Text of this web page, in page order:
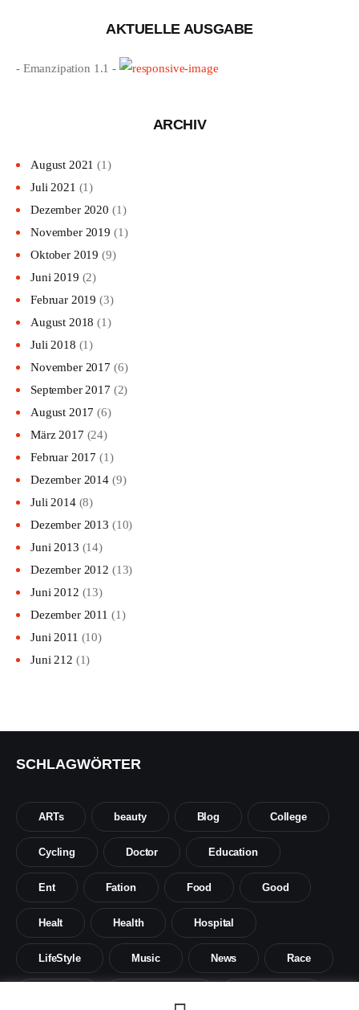
AKTUELLE AUSGABE
- Emanzipation 1.1 -
ARCHIV
August 2021 (1)
Juli 2021 (1)
Dezember 2020 (1)
November 2019 (1)
Oktober 2019 (9)
Juni 2019 (2)
Februar 2019 (3)
August 2018 (1)
Juli 2018 (1)
November 2017 (6)
September 2017 (2)
August 2017 (6)
März 2017 (24)
Februar 2017 (1)
Dezember 2014 (9)
Juli 2014(8)
Dezember 2013 (10)
Juni 2013 (14)
Dezember 2012 (13)
Juni 2012 (13)
Dezember 2011 (1)
Juni 2011 (10)
Juni 212 (1)
SCHLAGWÖRTER
ARTs beauty Blog College
Cycling Doctor Education
Ent Fation Food Good
Healt Health Hospital
LifeStyle Music News Race